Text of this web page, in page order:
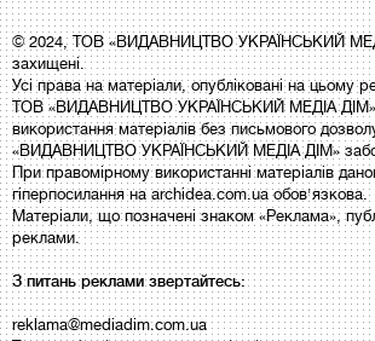
© 2024, ТОВ «ВИДАВНИЦТВО УКРАЇНСЬКИЙ
захищені.
Усі права на матеріали, опубліковані на цьому
ТОВ «ВИДАВНИЦТВО УКРАЇНСЬКИЙ МЕДІА
використання матеріалів без письмового
«ВИДАВНИЦТВО УКРАЇНСЬКИЙ МЕДІА ДІМ»
При правомірному використанні матеріалів
гіперпосилання на archidea.com.ua обов'язкова.
Матеріали, що позначені знаком «Реклама»,
реклами.
З питань реклами звертайтесь:
reklama@mediadim.com.ua